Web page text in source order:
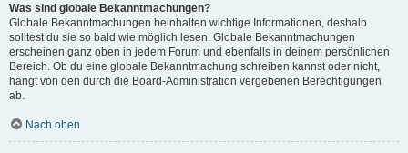
Was sind globale Bekanntmachungen?
Globale Bekanntmachungen beinhalten wichtige Informationen, deshalb
solltest du sie so bald wie möglich lesen. Globale Bekanntmachungen
erscheinen ganz oben in jedem Forum und ebenfalls in deinem persönlichen
Bereich. Ob du eine globale Bekanntmachung schreiben kannst oder nicht,
hängt von den durch die Board-Administration vergebenen Berechtigungen
ab.
Nach oben